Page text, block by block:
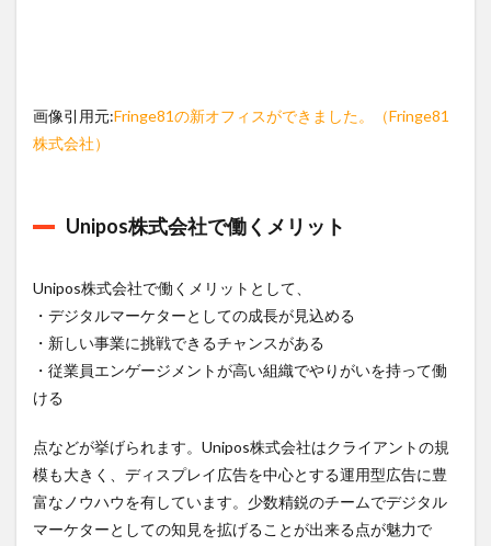
画像引用元:Fringe81の新オフィスができました。（Fringe81
株式会社）
Unipos株式会社で働くメリット
Unipos株式会社で働くメリットとして、
・デジタルマーケターとしての成長が見込める
・新しい事業に挑戦できるチャンスがある
・従業員エンゲージメントが高い組織でやりがいを持って働
ける
点などが挙げられます。Unipos株式会社はクライアントの規
模も大きく、ディスプレイ広告を中心とする運用型広告に豊
富なノウハウを有しています。少数精鋭のチームでデジタル
マーケターとしての知見を拡げることが出来る点が魅力で